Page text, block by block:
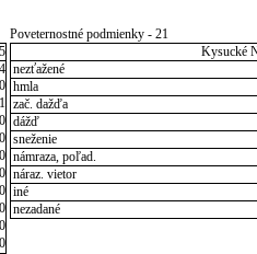
4
0
1
0
0
0
0
0
0
0
0
Poveternostné podmienky - 21
Kysucké
nezťažené
hmla
zač. dažďa
dážď
sneženie
námraza, poľad.
náraz. vietor
iné
nezadané